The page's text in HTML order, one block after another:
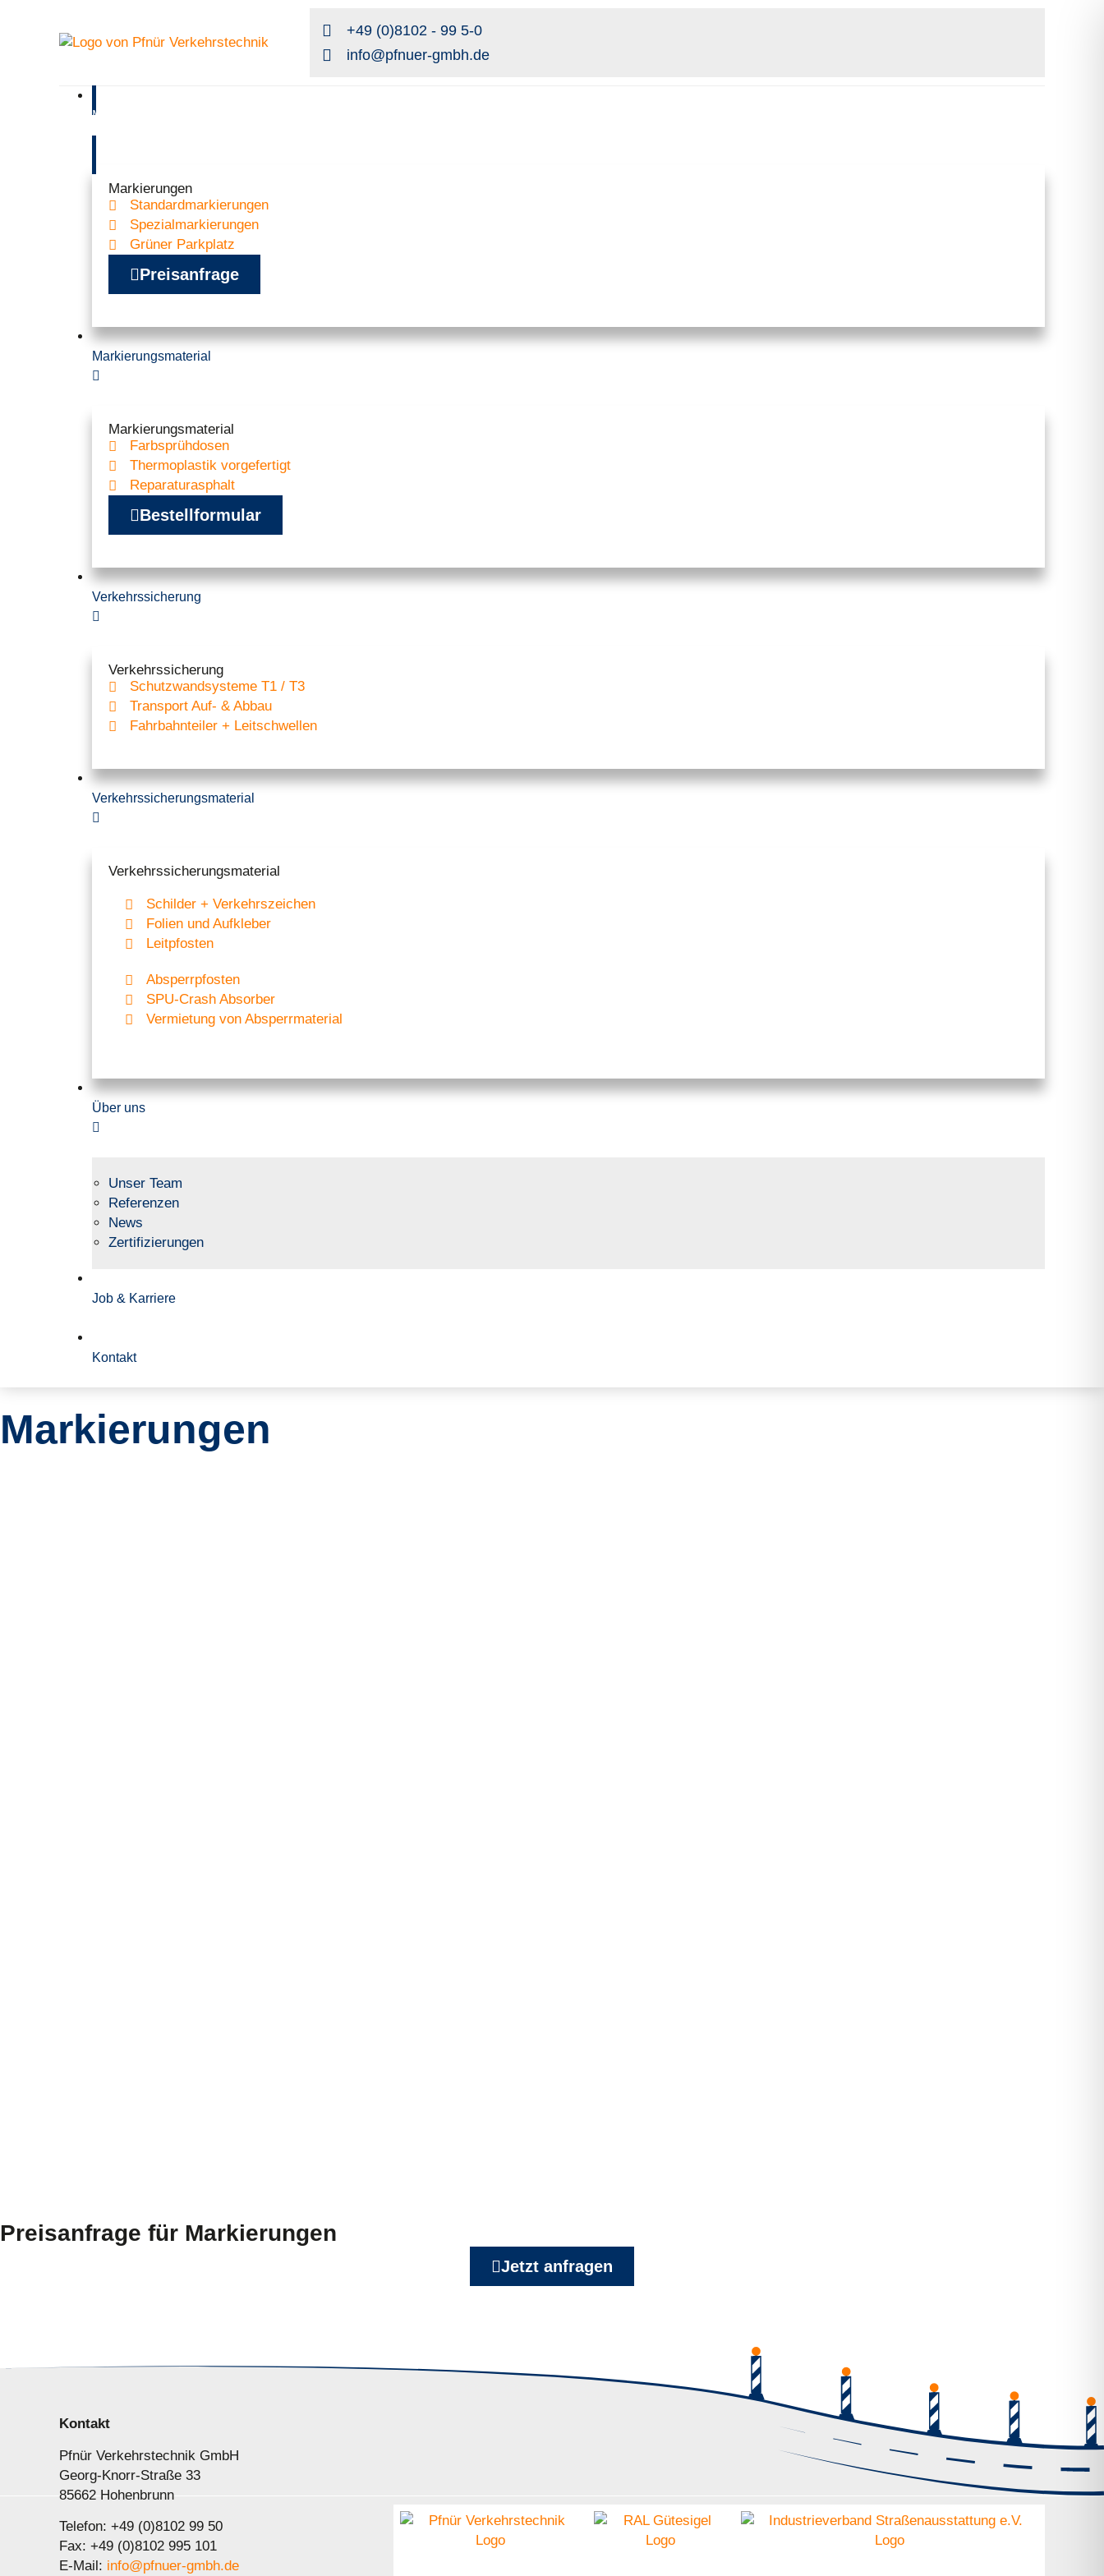
+49 (0)8102 - 99 5-0
info@pfnuer-gmbh.de
Markierungen
Markierungen
Standardmarkierungen
Spezialmarkierungen
Grüner Parkplatz
Preisanfrage
Markierungsmaterial
Markierungsmaterial
Farbsprühdosen
Thermoplastik vorgefertigt
Reparaturasphalt
Bestellformular
Verkehrssicherung
Verkehrssicherung
Schutzwand­systeme T1 / T3
Transport Auf- & Abbau
Fahrbahnteiler + Leitschwellen
Verkehrssicherungsmaterial
Verkehrssicherungs­­material
Schilder + Verkehrszeichen
Folien und Aufkleber
Leitpfosten
Absperrpfosten
SPU-Crash Absorber
Vermietung von Absperrmaterial
Über uns
Unser Team
Referenzen
News
Zertifizierungen
Job & Karriere
Kontakt
Markierungen
Preisanfrage für Markierungen
Jetzt anfragen
Kontakt
Pfnür Verkehrstechnik GmbH
Georg-Knorr-Straße 33
85662 Hohenbrunn
Telefon: +49 (0)8102 99 50
Fax: +49 (0)8102 995 101
E-Mail: info@pfnuer-gmbh.de